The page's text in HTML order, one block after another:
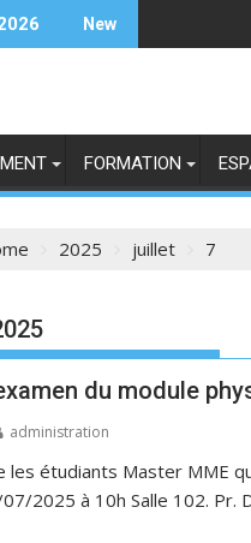
New
FORMATION
2025 juillet 7
du module
administration
les étudiants Master MME
2025 à 10h Salle 102. Pr.